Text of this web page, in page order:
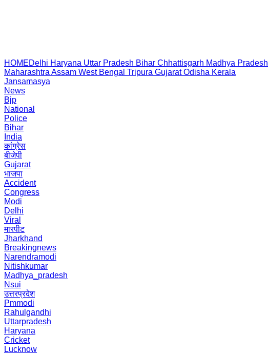
HOMEDelhi Haryana Uttar Pradesh Bihar Chhattisgarh Madhya Pradesh
Maharashtra Assam West Bengal Tripura Gujarat Odisha Kerala
Jansamasya
News
Bjp
National
Police
Bihar
India
कांग्रेस
बीजेपी
Gujarat
भाजपा
Accident
Congress
Modi
Delhi
Viral
मारपीट
Jharkhand
Breakingnews
Narendramodi
Nitishkumar
Madhya_pradesh
Nsui
उत्तरप्रदेश
Pmmodi
Rahulgandhi
Uttarpradesh
Haryana
Cricket
Lucknow